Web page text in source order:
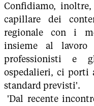
Confidiamo,
capillare dei
regionale con i
insieme al
professionisti e
ospedalieri, ci porti
standard previsti'.
'Dal recente